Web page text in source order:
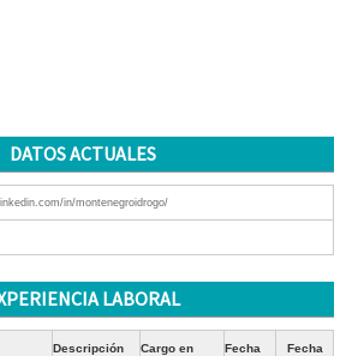
DATOS ACTUALES
in/montenegroidrogo/
LABORAL
Descripción
Cargo en
Fecha
Fecha